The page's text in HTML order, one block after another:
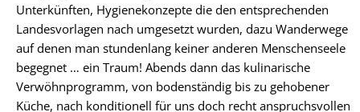
Unterkünften, Hygienekonzepte die den entsprechenden
Landesvorlagen nach umgesetzt wurden, dazu Wanderwege
auf denen man stundenlang keiner anderen Menschenseele
begegnet … ein Traum! Abends dann das kulinarische
Verwöhnprogramm, von bodenständig bis zu gehobener
Küche, nach konditionell für uns doch recht anspruchsvollen